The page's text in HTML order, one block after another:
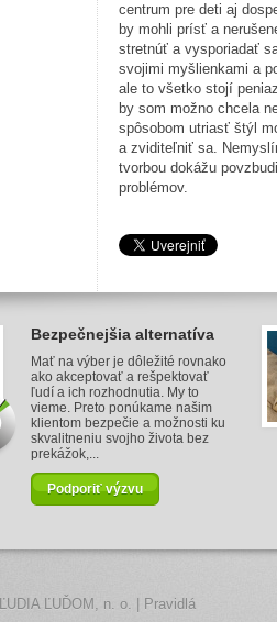
centrum pre deti aj
by mohli prísť a
stretnúť a vysporiadať
svojimi myšlienkami a
ale to všetko stojí
by som možno chcela
spôsobom utriasť štýl
a zviditeľniť sa.
tvorbou dokážu
problémov.
Bezpečnejšia alternatíva
Mať na výber je dôležité rovnako
ako akceptovať a rešpektovať
ľudí a ich rozhodnutia. My to
vieme. Preto ponúkame našim
klientom bezpečie a možnosti ku
skvalitneniu svojho života bez
prekážok,...
Podporiť výzvu
ĽUDIA ĽUĎOM, n. o. Pravidlá